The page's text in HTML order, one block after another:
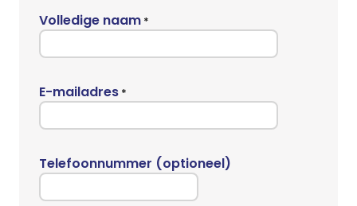
Volledige naam *
E-mailadres *
Telefoonnummer (optioneel)